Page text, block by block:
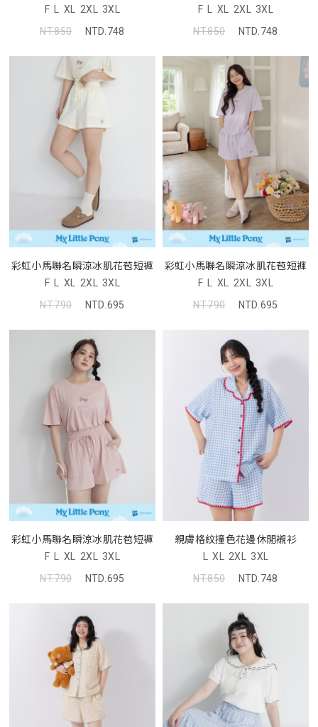
F L XL 2XL 3XL
NT.850
NTD.748
F L XL 2XL 3XL
NT.850
NTD.748
彩虹小馬聯名瞬涼冰肌花苞短褲
F L XL 2XL 3XL
NT.790
NTD.695
彩虹小馬聯名瞬涼冰肌花苞短褲
F L XL 2XL 3XL
NT.790
NTD.695
彩虹小馬聯名瞬涼冰肌花苞短褲
F L XL 2XL 3XL
NT.790
NTD.695
親膚格紋撞色花邊休閒襯衫
L XL 2XL 3XL
NT.850
NTD.748